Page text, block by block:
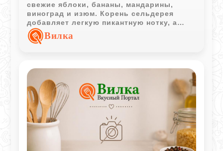
свежие яблоки, бананы, мандарины,
виноград и изюм. Корень сельдерея
добавляет легкую пикантную нотку, а
майонезная заправка объединяет все
ингредиенты в гармоничное блюдо.
Вилка